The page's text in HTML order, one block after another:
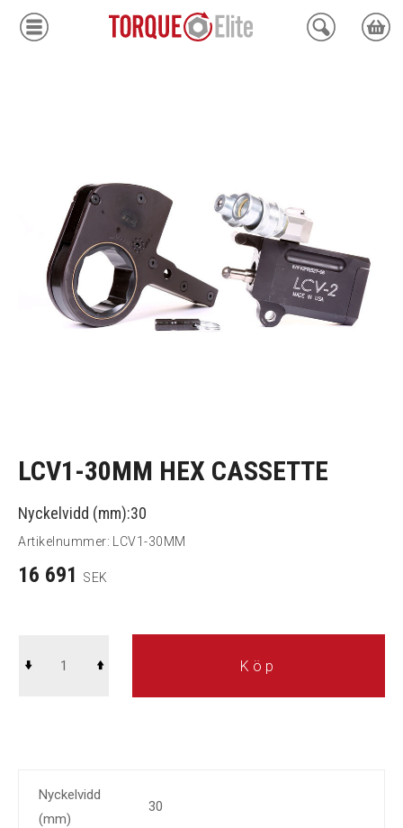
Avdragare
Mätinstrument
Tjänster
Kundcenter
LCV1-30MM HEX CASSETTE
Nyckelvidd (mm):30
Artikelnummer: LCV1-30MM
16 691 SEK
Köp
Nyckelvidd
(mm)
30